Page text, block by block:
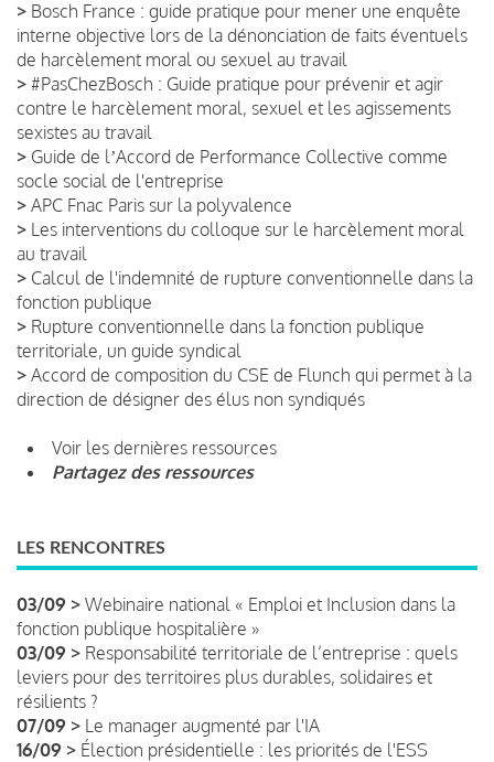
> Bosch France : guide pratique pour mener une enquête
interne objective lors de la dénonciation de faits éventuels
de harcèlement moral ou sexuel au travail
> #PasChezBosch : Guide pratique pour prévenir et agir
contre le harcèlement moral, sexuel et les agissements
sexistes au travail
> Guide de lʼAccord de Performance Collective comme
socle social de l'entreprise
> APC Fnac Paris sur la polyvalence
> Les interventions du colloque sur le harcèlement moral
au travail
> Calcul de l'indemnité de rupture conventionnelle dans la
fonction publique
> Rupture conventionnelle dans la fonction publique
territoriale, un guide syndical
> Accord de composition du CSE de Flunch qui permet à la
direction de désigner des élus non syndiqués
Voir les dernières ressources
Partagez des ressources
LES RENCONTRES
03/09 > Webinaire national « Emploi et Inclusion dans la
fonction publique hospitalière »
03/09 > Responsabilité territoriale de l’entreprise : quels
leviers pour des territoires plus durables, solidaires et
résilients ?
07/09 > Le manager augmenté par l'IA
16/09 > Élection présidentielle : les priorités de l'ESS